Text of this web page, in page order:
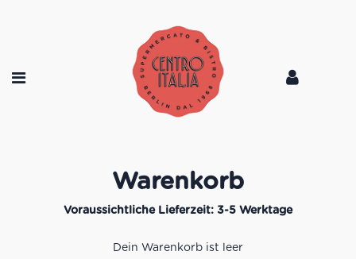
Warenkorb
Dein Warenkorb ist leer